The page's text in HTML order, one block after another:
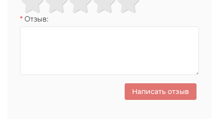
Отзыв:
Написать отзыв